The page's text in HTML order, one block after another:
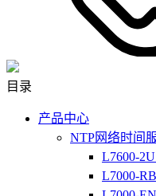
目录
产品中心
NTP网络时间
L7600-
L7000-